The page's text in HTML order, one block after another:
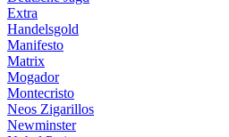
Extra
Handelsgold
Manifesto
Matrix
Mogador
Montecristo
Neos Zigarillos
Newminster